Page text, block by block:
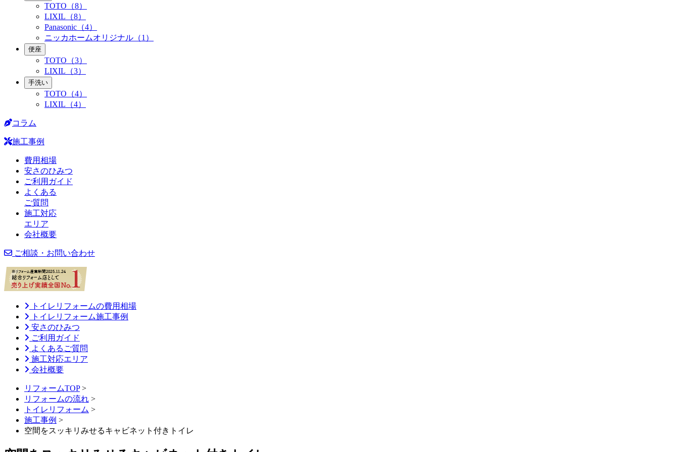
TOTO（8）
LIXIL（8）
Panasonic（4）
ニッカホームオリジナル（1）
便座
TOTO（3）
LIXIL（3）
手洗い
TOTO（4）
LIXIL（4）
コラム
施工事例
費用相場
安さのひみつ
ご利用ガイド
よくある
ご質問
施工対応
エリア
会社概要
ご相談・お問い合わせ
トイレリフォームの費用相場
トイレリフォーム施工事例
安さのひみつ
ご利用ガイド
よくあるご質問
施工対応エリア
会社概要
リフォームTOP>
リフォームの流れ >
トイレリフォーム >
施工事例 >
空間をスッキリみせるキャビネット付きトイレ